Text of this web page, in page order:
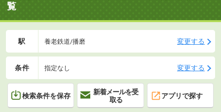
覧
駅 養老鉄道/播磨 変更する
条件 指定なし 変更する
検索条件を保存
新着メールを受
取る
アプリで探す